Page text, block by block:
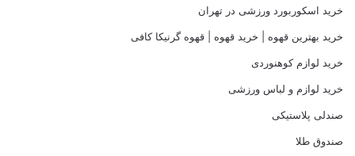
خرید اسکوربورد ورزشی در تهران
خرید بهترین قهوه | خرید قهوه | قهوه گرنیکا کافی
خرید لوازم کوهنوردی
خرید لوازم و لباس ورزشی
صندلی پلاستیکی
صندوق طلا